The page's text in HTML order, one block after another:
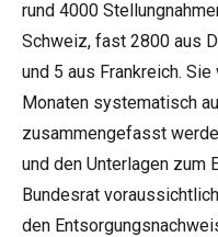
rund 4000
Schweiz, fast 2800 aus
und 5 aus Frankreich.
Monaten systematisch
zusammengefasst
und den Unterlagen zum
Bundesrat
den